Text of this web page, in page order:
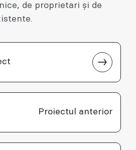
de proprietari și de
Proiectul anterior